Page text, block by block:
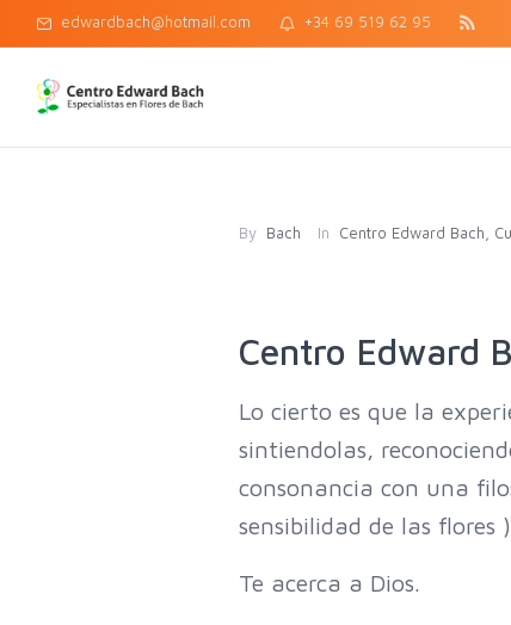
edwardbach@hotmail.com +34 69 519 62 95
By Bach In Centro Edward Bach
Centro Edward
Lo cierto es que la
sintiendolas,
consonancia con una
sensibilidad de las flores
Te acerca a Dios.